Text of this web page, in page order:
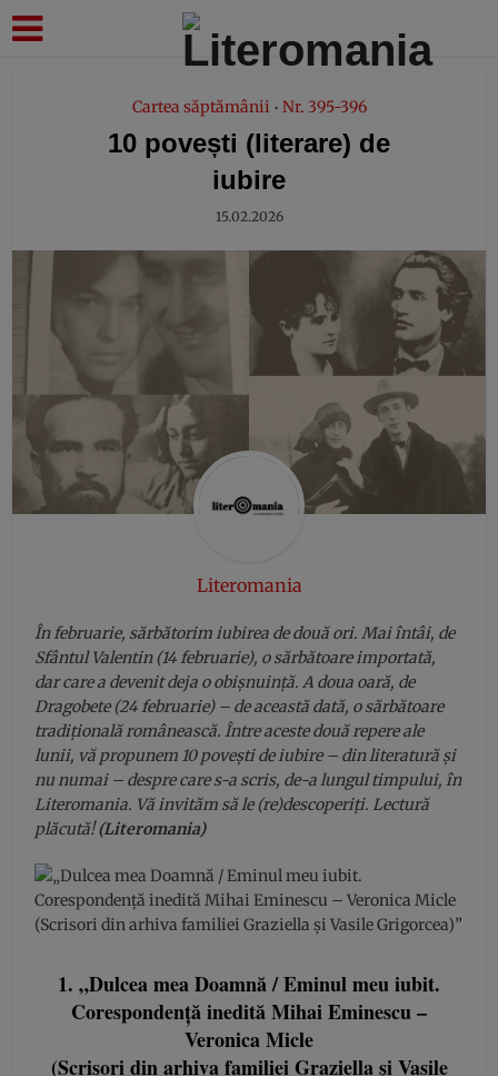
Cartea săptămânii • Nr. 395-396
10 povești (literare) de
iubire
15.02.2026
Literomania
În februarie, sărbătorim iubirea de două ori. Mai întâi, de
Sfântul Valentin (14 februarie), o sărbătoare importată,
dar care a devenit deja o obișnuință. A doua oară, de
Dragobete (24 februarie) – de această dată, o sărbătoare
tradițională românească. Între aceste două repere ale
lunii, vă propunem 10 povești de iubire – din literatură și
nu numai – despre care s-a scris, de-a lungul timpului, în
Literomania. Vă invităm să le (re)descoperiți. Lectură
plăcută!(Literomania)
1. „Dulcea mea Doamnă / Eminul meu iubit.
Corespondență inedită Mihai Eminescu –
Veronica Micle
(Scrisori din arhiva familiei Graziella și Vasile